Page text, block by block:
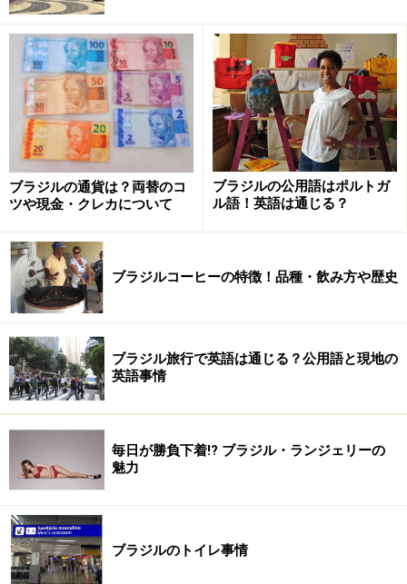
ラジルサッカーについて総合的に知ることができる施
設。
■リベルダージ東洋人街
リベルダージ地区のガルボンブエノ通り
鳥居や提灯型の電灯が並ぶ「ブラジルの中の日本」地
■ピナコテカ美術館
ニーマイヤーと並んでプリツカー賞受賞の建築家、パウ
ロ・メンデス・ダ・ロシャがリフォームを手がけた建物
も美しい美術館。別館「エスタサン・ピナコテカ」も徒
歩圏内。
方位、距離の起点となる「Marco Zero」があるサンパウ
ロの中心地。大聖堂は、ステンドグラスが美しい。
■ベコ・ド・バットマン
グラフィティアートを堪能できる屋外ギャラリー風のエ
リア。
ブラジルの通貨は？両替のコ
ツや現金・クレカについて
ブラジルの公用語はポルトガ
ル語！英語は通じる？
ブラジルコーヒーの特徴！品種・飲み方や歴史
ブラジル旅行で英語は通じる？公用語と現地の
英語事情
毎日が勝負下着!? ブラジル・ランジェリーの
魅力
ブラジルのトイレ事情